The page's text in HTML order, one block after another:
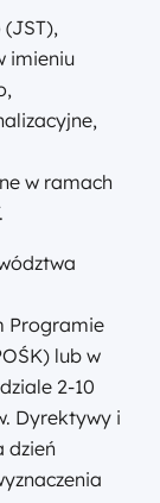
imieniu
w ramach
Programie
lub w
2-10
Dyrektywy i
dzień